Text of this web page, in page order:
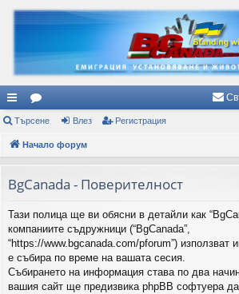
ъ
рз
вр
ъз
ки
ор
ум
Търсене Влез Регистрация
Начало форум
BgCanada - Поверителност
Тази полица ще ви обясни в детайли как
компаниите съдружници (“BgCanada”,
“https://www.bgcanada.com/pforum”) използват
е събира по време на вашата сесия.
Събирането на информация става по два
вашия сайт ще предизвика phpBB софтуера да